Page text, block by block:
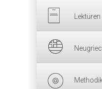
Lektüren